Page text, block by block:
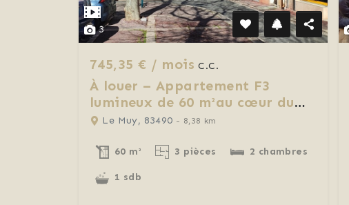
3
745,35 € / mois C.C.
À louer – Appartement F3
lumineux de 60 m²au cœur du
MuyLe Muy, 83490 - 8,38 km
60 m² 3 pièces 2 chambres
1 sdb